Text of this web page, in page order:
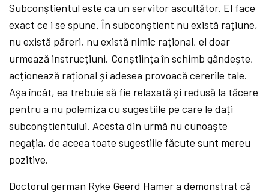
Subconștientul este ca un servitor ascultător. El face
exact ce i se spune. În subconștient nu există rațiune,
nu există păreri, nu există nimic rațional, el doar
urmează instrucțiuni. Conștiința în schimb gândește,
acționează rațional și adesea provoacă cererile tale.
Așa încât, ea trebuie să fie relaxată și redusă la tăcere
pentru a nu polemiza cu sugestiile pe care le dați
subconștientului. Acesta din urmă nu cunoaște
negația, de aceea toate sugestiile făcute sunt mereu
pozitive.
Doctorul german Ryke Geerd Hamer a demonstrat că